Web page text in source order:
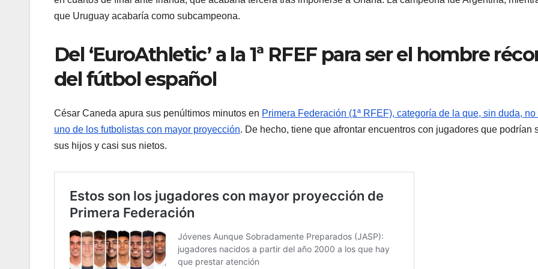
que Uruguay acabaría como subcampeona.
Del ‘EuroAthletic’ a la 1ª RFEF para ser el hombre
del fútbol español
César Caneda apura sus penúltimos minutos en Primera Federación (1ª RFEF), categoría de la que, sin duda, no
uno de los futbolistas con mayor proyección. De hecho, tiene que afrontar encuentros con jugadores que podrían
sus hijos y casi sus nietos.